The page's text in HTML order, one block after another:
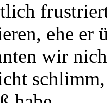
ehe er
wir